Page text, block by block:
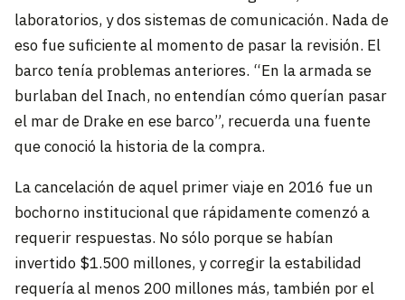
laboratorios, y dos sistemas de comunicación. Nada de
eso fue suficiente al momento de pasar la revisión. El
barco tenía problemas anteriores. “En la armada se
burlaban del Inach, no entendían cómo querían pasar
el mar de Drake en ese barco”, recuerda una fuente
que conoció la historia de la compra.
La cancelación de aquel primer viaje en 2016 fue un
bochorno institucional que rápidamente comenzó a
requerir respuestas. No sólo porque se habían
invertido $1.500 millones, y corregir la estabilidad
requería al menos 200 millones más, también por el